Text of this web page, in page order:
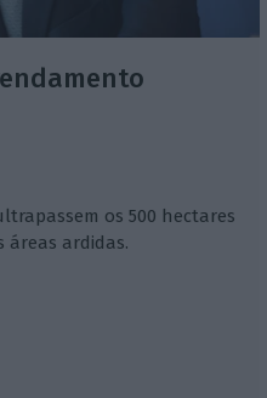
os 500 hectares
ardidas.